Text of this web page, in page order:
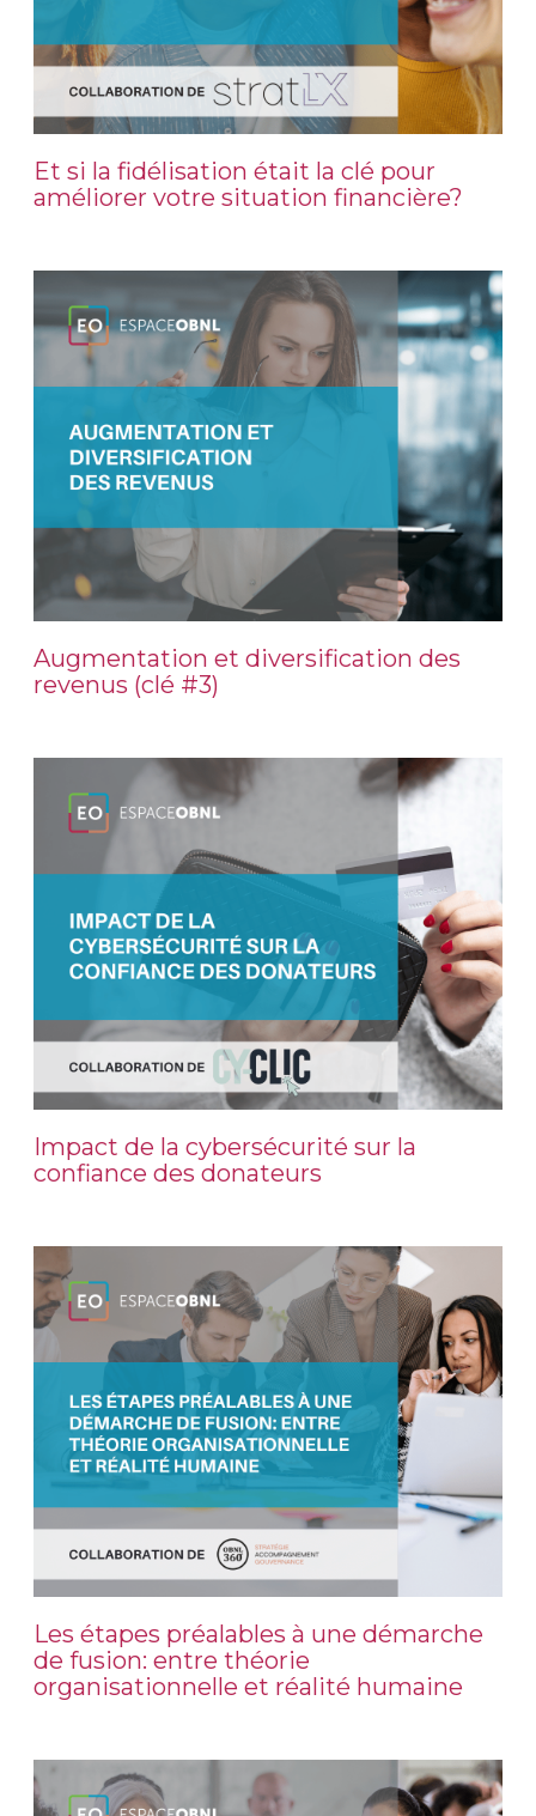
Et si la fidélisation était la clé pour
améliorer votre situation financière?
Augmentation et diversification des
revenus (clé #3)
Impact de la cybersécurité sur la
confiance des donateurs
Les étapes préalables à une démarche
de fusion: entre théorie
organisationnelle et réalité humaine